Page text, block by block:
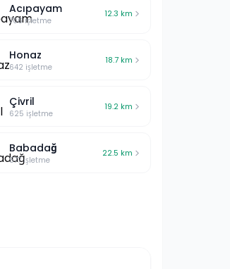
Acıpayam
706işletme
12.3 km
Honaz
642 işletme
18.7km
Çivril
625 işletme
19.2km
Babadağ
577işletme
22.5 km